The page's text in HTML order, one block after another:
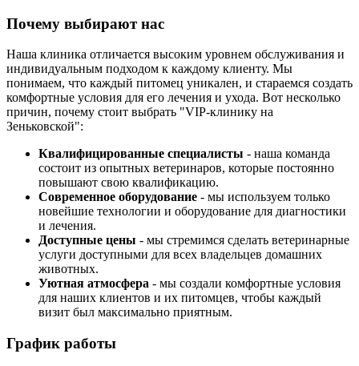
Почему выбирают нас
Наша клиника отличается высоким уровнем обслуживания и
индивидуальным подходом к каждому клиенту. Мы
понимаем, что каждый питомец уникален, и стараемся создать
комфортные условия для его лечения и ухода. Вот несколько
причин, почему стоит выбрать "VIP-клинику на
Зеньковской":
Квалифицированные специалисты - наша команда
состоит из опытных ветеринаров, которые постоянно
повышают свою квалификацию.
Современное оборудование - мы используем только
новейшие технологии и оборудование для диагностики
и лечения.
Доступные цены - мы стремимся сделать ветеринарные
услуги доступными для всех владельцев домашних
животных.
Уютная атмосфера - мы создали комфортные условия
для наших клиентов и их питомцев, чтобы каждый
визит был максимально приятным.
График работы